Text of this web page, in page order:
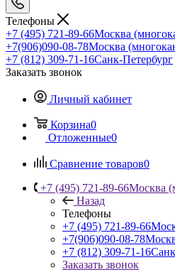
Телефоны
+7 (495) 721-89-66Москва
+7(906)090-08-78Москва
+7 (812) 309-71-16Санк-Петербург
Заказать звонок
Личный кабинет
Корзина0
Отложенные0
Сравнение товаров0
+7 (495) 721-89-66Москва
Назад
Телефоны
+7 (495) 721-89-66
+7(906)090-08-78
+7 (812) 309-71-16
Заказать звонок